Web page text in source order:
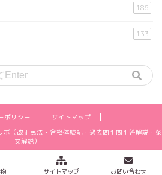
186
133
ポリシー
サイトマップ
（改正民法・合格体験記・過去問１問１答解説・条
文解説）
サイトマップ お問い合わせ